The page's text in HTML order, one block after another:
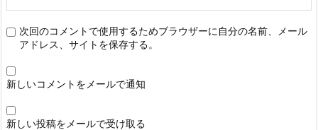
次回のコメントで使用するためブラウザーに自分の名前、メール
アドレス、サイトを保存する。
新しいコメントをメールで通知
新しい投稿をメールで受け取る